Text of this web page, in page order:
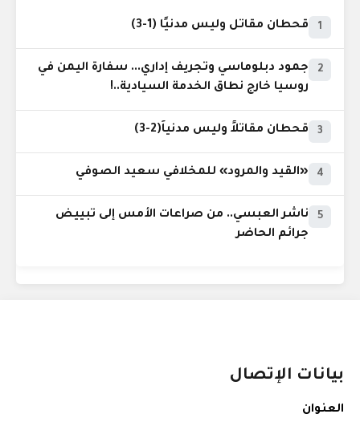
1 قحطان مقاتل وليس مدنيًا (1-3)
2
جمود دبلوماسي وتجريف إداري... سفارة اليمن في
روسيا خارج نطاق الخدمة السيادية..!
3 قحطان مقاتلاً وليس مدنياً(2-3)
4 «القيد والمرود» للمخلافي سعيد الصوفي
5
ناشر العبسي.. من صراعات الأمس إلى تبييض
جرائم الحاضر
بيانات الإتصال
العنوان